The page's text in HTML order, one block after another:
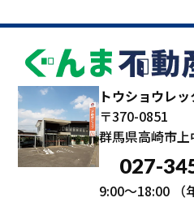
トウショウレ
〒370-0851
群馬県高崎市
027-
9:00～18:00